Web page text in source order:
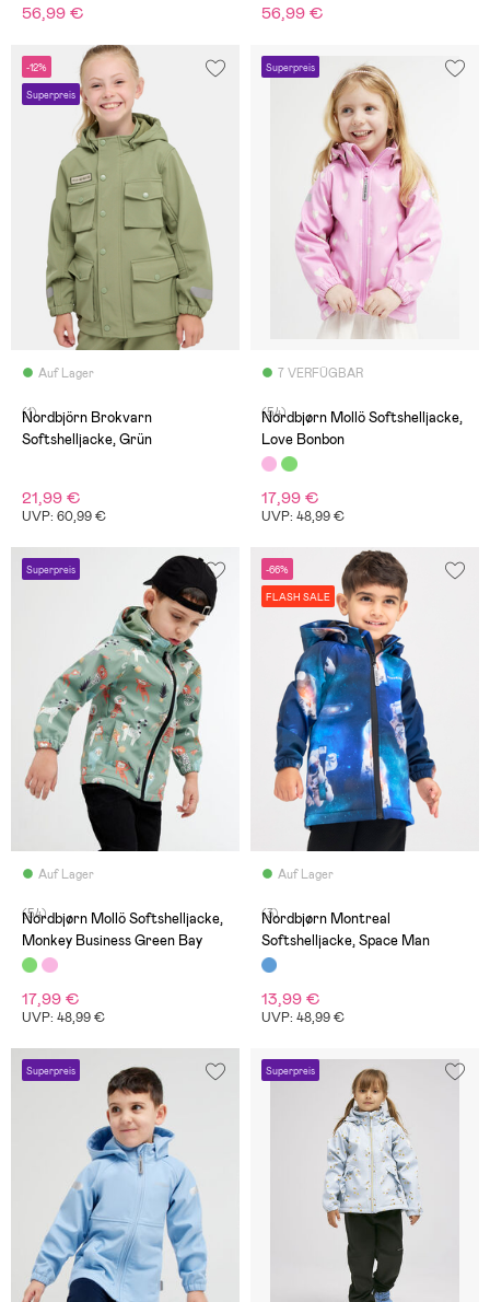
56,99 € 56,99 €
-12%
Superpreis
Auf Lager
(1)
Nordbjörn Brokvarn
Softshelljacke, Grün
21,99 €
UVP: 60,99 €
Superpreis
7 VERFÜGBAR
(54)
Nordbjørn Mollö Softshelljacke,
Love Bonbon
17,99 €
UVP: 48,99 €
Superpreis
Auf Lager
(54)
Nordbjørn Mollö Softshelljacke,
Monkey Business Green Bay
17,99 €
UVP: 48,99 €
-66%
FLASH SALE
Auf Lager
(3)
Nordbjørn Montreal
Softshelljacke, Space Man
13,99 €
UVP: 48,99 €
Superpreis Superpreis